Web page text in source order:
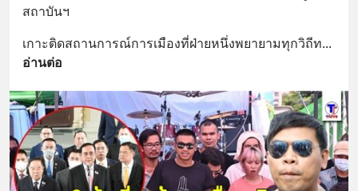
สถาบันฯ
เกาะติดสถานการณ์การเมืองที่ฝ่ายหนึ่งพยายามทุกวิถีท
อ่านต่อ